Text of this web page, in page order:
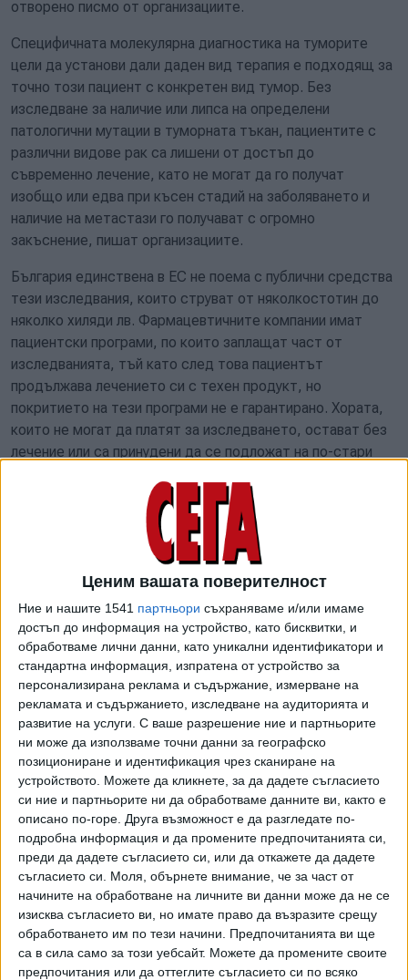
Ценим вашата поверителност
Ние и нашите 1541 партньори съхраняваме и/или имаме
достъп до информация на устройство, като бисквитки, и
обработваме лични данни, като уникални идентификатори и
стандартна информация, изпратена от устройство за
персонализирана реклама и съдържание, измерване на
рекламата и съдържанието, изследване на аудиторията и
развитие на услуги. С ваше разрешение ние и партньорите
ни може да използваме точни данни за географско
позициониране и идентификация чрез сканиране на
устройството. Можете да кликнете, за да дадете съгласието
си ние и партньорите ни да обработваме данните ви, както е
описано по-горе. Друга възможност е да разгледате по-
подробна информация и да промените предпочитанията си,
преди да дадете съгласието си, или да откажете да дадете
съгласието си.
Моля, обърнете внимание, че за част от
начините на обработване на личните ви данни може да не се
изисква съгласието ви, но имате право да възразите срещу
обработването им по тези начини. Предпочитанията ви ще
са в сила само за този уебсайт. Можете да промените своите
предпочитания или да оттеглите съгласието си по всяко
отворено писмо от организациите.
Специфичната молекулярна диагностика на туморите
цели да установи дали даден вид терапия е подходящ за
точно този пациент с конкретен вид тумор. Без
изследване за наличие или липса на определени
патологични мутации в туморната тъкан, пациентите с
различни видове рак са лишени от достъп до
съвременно лечение, като не могат да го получат
изобщо или едва при късен стадий на заболяването и
наличие на метастази го получават с огромно
закъснение, пишат организациите.
България единствена в ЕС не поема с публични средства
тези изследвания, които струват от няколкостотин до
няколко хиляди лв. Фармацевтичните компании имат
пациентски програми, по които заплащат част от
изследванията, тъй като след това пациентът
продължава лечението си с техен продукт, но
покритието на тези програми не е гарантирано. Хората,
които не могат да платят за изследването, остават без
лечение или са принудени да се подложат на по-стари
много по-тежко от персонализираните методи за
лечение. Това, според пациентските сдружения, е една
от основните причини България да е една от само две
държави в ЕС с нарастваща смъртност от ракови
заболявания.
Още като се гласуваха парите за биомаркери беше ясно,
че те трудно ще се използват, тъй като има много
нерешени административни въпроси - кои лаборатории
ще ги извършват, как ще се заплаща дейността и т.н.
"На последната работна среща ръководствата на НЗОК
и БЛС отказаха дори да обсъждат въпроса с
биомаркерната диагностика и нашите предложения, без
да посочат и един аргумент защо. Чуваме единствено,
че не било работа на НЗОК да покрива разноските за
биомаркерната диагностика. А чия работа е? На
пациентите?", коментират по този повод пациентските
организации.
Цените на клиничните пътеки засега са без
промяна